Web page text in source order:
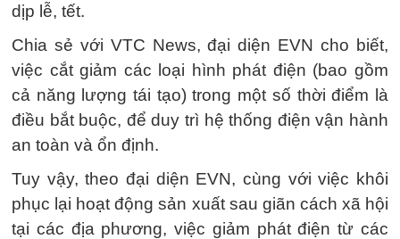
dịp lễ, tết.
Chia sẻ với VTC News, đại diện EVN cho biết,
việc cắt giảm các loại hình phát điện (bao gồm
cả năng lượng tái tạo) trong một số thời điểm là
điều bắt buộc, để duy trì hệ thống điện vận hành
an toàn và ổn định.
Tuy vậy, theo đại diện EVN, cùng với việc khôi
phục lại hoạt động sản xuất sau giãn cách xã hội
tại các địa phương, việc giảm phát điện từ các